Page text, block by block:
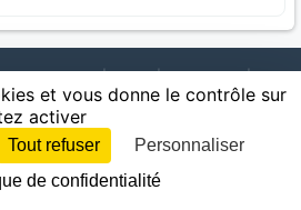
ouvertes | Carte | Communes |
Cultures | Zones protégées | Forets |
| Statistiques
| CGU | CGV Cookies
SAFER, INRAE, BRGM, INAO, Ministère de
l'Agriculture
et vous donne le contrôle sur
activer
Tout refuser
Personnaliser
de confidentialité